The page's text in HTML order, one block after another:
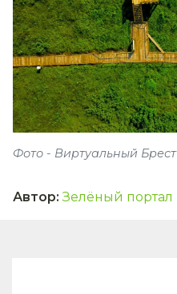
Фото - Виртуальный Брест
Автор: Зелёный портал